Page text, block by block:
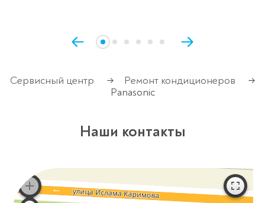
Сервисный центр → Ремонт кондиционеров
→
Panasonic
Наши контакты